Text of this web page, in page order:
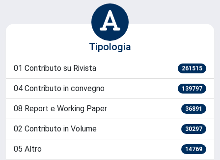
Supporto Helpdesk (People/IRIS)
Casella e-mail Prodotti della Ricerca
Scopri
Tipologia
01 Contributo su Rivista 261515